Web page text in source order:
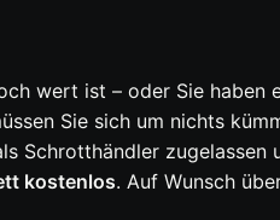
wert ist – oder Sie haben
Sie sich um nichts
Schrotthändler
kostenlos. Auf Wunsch